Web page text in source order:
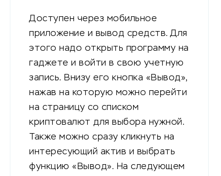
Доступен через мобильное
приложение и вывод средств. Для
этого надо открыть программу на
гаджете и войти в свою учетную
запись. Внизу его кнопка «Вывод»,
нажав на которую можно перейти
на страницу со списком
криптовалют для выбора нужной.
Также можно сразу кликнуть на
интересующий актив и выбрать
функцию «Вывод». На следующем